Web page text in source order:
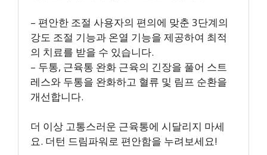
– 편안한 조절 사용자의 편의에 맞춘 3단계의
강도 조절 기능과 온열 기능을 제공하여 최적
의 치료를 받을 수 있습니다.
– 두통, 근육통 완화 근육의 긴장을 풀어 스트
레스와 두통을 완화하고 혈류 및 림프 순환을
개선합니다.
더 이상 고통스러운 근육통에 시달리지 마세
요. 더턴 드림파워로 편안함을 누려보세요!